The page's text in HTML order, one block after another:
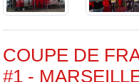
COUPE DE
#1 -